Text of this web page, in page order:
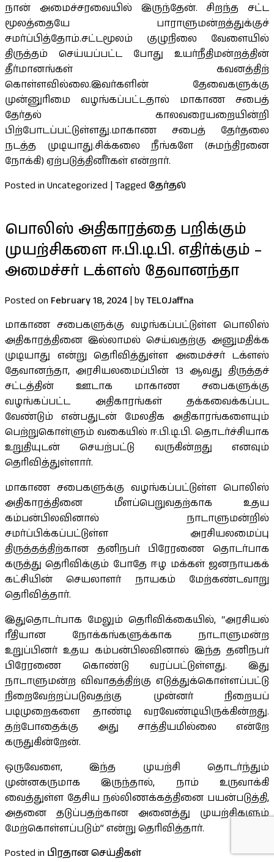
நான் அமைச்சரவையில் இருந்தேன். சிறந்த சட்ட
மூலத்தையே பாராளுமன்றத்துக்குச்
சமர்ப்பித்தோம்.சட்டமூலம் குழுநிலை வேளையில்
திருத்தம் செய்யப்பட்ட போது உயர்நீதிமன்றத்தின்
தீர்மானங்கள் கவனத்திற்
கொள்ளவில்லை.இவர்களின் தேவைகளுக்கு
முன்னுரிமை வழங்கப்பட்டதால் மாகாண சபைத்
தேர்தல் காலவரையறையின்றி
பிற்போடப்பட்டுள்ளது.மாகாண சபைத் தேர்தலை
நடத்த முடியாது.சிக்கலை நீங்களே (சுமந்திரனை
நோக்கி) ஏற்படுத்தினீர்கள் என்றார்.
Posted in Uncategorized | Tagged தேர்தல்
பொலிஸ் அதிகாரத்தை பறிக்கும்
முயற்சிகளை ஈ.பி.டி.பி. எதிர்க்கும் –
அமைச்சர் டக்ளஸ் தேவானந்தா
Posted on February 18, 2024 | byTELOJaffna
மாகாண சபைகளுக்கு வழங்கப்பட்டுள்ள பொலிஸ்
அதிகாரத்தினை இல்லாமல் செய்வதற்கு அனுமதிக்க
முடியாது என்று தெரிவித்துள்ள அமைச்சர் டக்ளஸ்
தேவானந்தா, அரசியலமைப்பின் 13 ஆவது திருத்தச்
சட்டத்தின் ஊடாக மாகாண சபைகளுக்கு
வழங்கப்பட்ட அதிகாரங்கள் தக்கவைக்கப்பட
வேண்டும் என்பதுடன் மேலதிக அதிகாரங்களையும்
பெற்றுகொள்ளும் வகையில் ஈ.பி.டி.பி. தொடர்ச்சியாக
உறுதியுடன் செயற்பட்டு வருகின்றது எனவும்
தெரிவித்துள்ளார்.
மாகாண சபைகளுக்கு வழங்கப்பட்டுள்ள பொலிஸ்
அதிகாரத்தினை மீளப்பெறுவதற்காக உதய
கம்பன்பிலவினால் நாடாளுமன்றில்
சமர்ப்பிக்கப்பட்டுள்ள அரசியலமைப்பு
திருத்தத்திற்கான தனிநபர் பிரேரணை தொடர்பாக
கருத்து தெரிவிக்கும் போதே ஈழ மக்கள் ஜனநாயகக்
கட்சியின் செயலாளர் நாயகம் மேற்கண்டவாறு
தெரிவித்தார்.
இதுதொடர்பாக மேலும் தெரிவிக்கையில், “அரசியல்
ரீதியான நோக்கங்களுக்காக நாடாளுமன்ற
உறுப்பினர் உதய கம்பன்பிலவினால் இந்த தனிநபர்
பிரேரணை கொண்டு வரப்பட்டுள்ளது. இது
நாடாளுமன்ற விவாதத்திற்கு எடுத்துக்கொள்ளப்பட்டு
நிறைவேற்றப்படுவதற்கு முன்னர் நிறையப்
படிமுறைகளை தாண்டி வரவேண்டியிருக்கின்றது.
தற்போதைக்கு அது சாத்தியமில்லை என்றே
கருதுகின்றேன்.
ஒருவேளை, இந்த முயற்சி தொடர்ந்தும்
முன்னகருமாக இருந்தால், நாம் உருவாக்கி
வைத்துள்ள தேசிய நல்லிணக்கத்தினை பயன்படுத்தி,
அதனை தடுப்பதற்கான அனைத்து முயற்சிகளும்
மேற்கொள்ளப்படும்” என்று தெரிவித்தார்.
Posted in பிரதான செய்திகள்